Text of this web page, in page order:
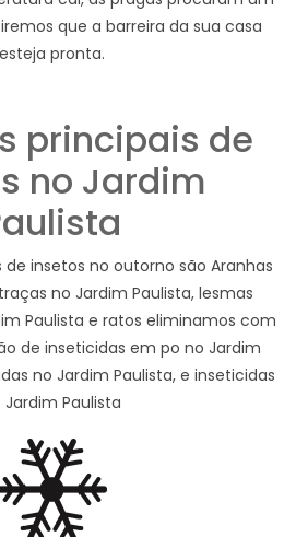
que a barreira da sua casa
esteja pronta.
principais de
no Jardim
insetos no outorno são Aranhas
no Jardim Paulista, lesmas
Paulista e ratos eliminamos com
de inseticidas em po no Jardim
no Jardim Paulista, e inseticidas
Jardim Paulista